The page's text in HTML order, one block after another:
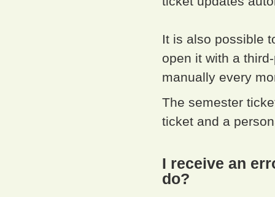
It is also possible
open it with a
manually every
The semester
ticket and a
I receive an
do?